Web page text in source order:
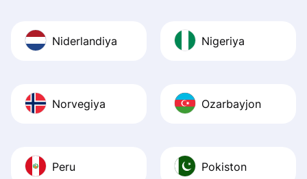
Niderlandiya Nigeriya
Norvegiya Ozarbayjon
Peru Pokiston